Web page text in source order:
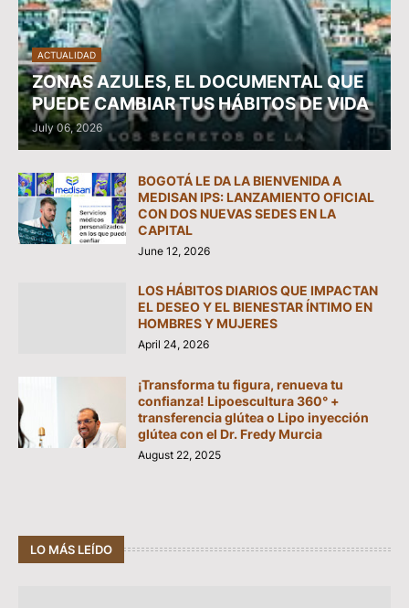
ACTUALIDAD
ZONAS AZULES, EL DOCUMENTAL QUE
PUEDE CAMBIAR TUS HÁBITOS DE VIDA
July 06, 2026
BOGOTÁ LE DA LA BIENVENIDA A
MEDISAN IPS: LANZAMIENTO OFICIAL
CON DOS NUEVAS SEDES EN LA
CAPITAL
June 12, 2026
LOS HÁBITOS DIARIOS QUE IMPACTAN
EL DESEO Y EL BIENESTAR ÍNTIMO EN
HOMBRES Y MUJERES
April 24, 2026
¡Transforma tu figura, renueva tu
confianza! Lipoescultura 360° +
transferencia glútea o Lipo inyección
glútea con el Dr. Fredy Murcia
August 22, 2025
LO MÁS LEÍDO